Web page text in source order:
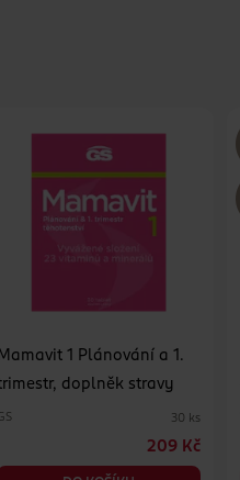
Mamavit 1 Plánování a 1.
doplněk stravy
30 ks
209 Kč